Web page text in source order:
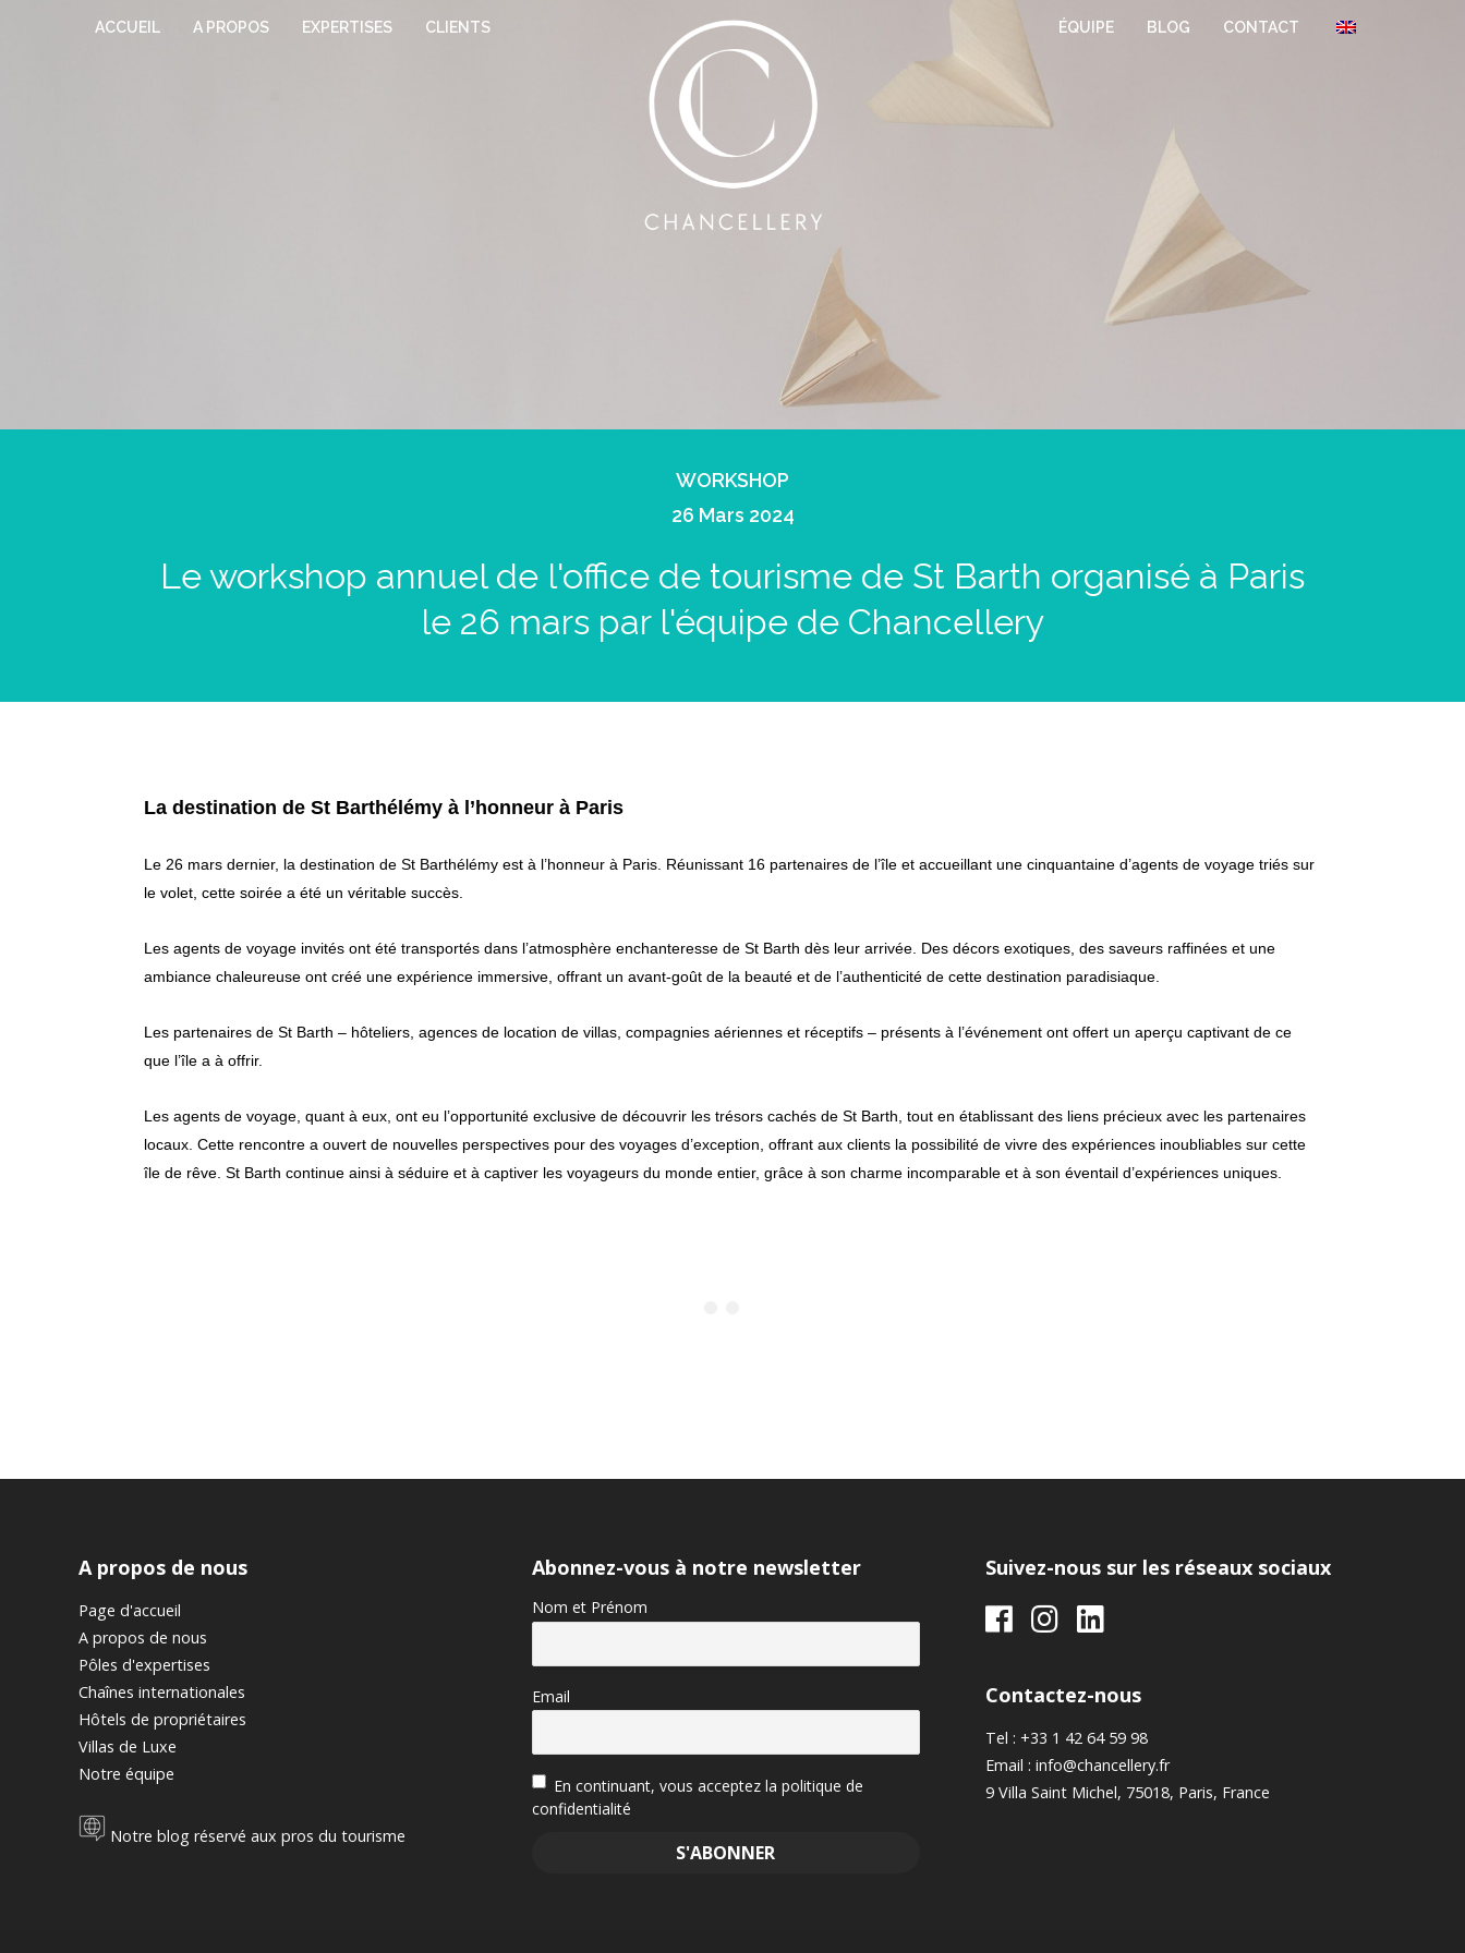
ACCUEIL A PROPOS EXPERTISES CLIENTS ÉQUIPE BLOG CONTACT
WORKSHOP
26 Mars 2024
Le workshop annuel de l'office de tourisme de St Barth organisé à Paris
le 26 mars par l'équipe de Chancellery
La destination de St Barthélémy à l’honneur à Paris
Le 26 mars dernier, la destination de St Barthélémy est à l’honneur à Paris. Réunissant 16 partenaires de l’île et accueillant une cinquantaine d’agents de voyage triés sur
le volet, cette soirée a été un véritable succès.
Les agents de voyage invités ont été transportés dans l’atmosphère enchanteresse de St Barth dès leur arrivée. Des décors exotiques, des saveurs raffinées et une
ambiance chaleureuse ont créé une expérience immersive, offrant un avant-goût de la beauté et de l’authenticité de cette destination paradisiaque.
Les partenaires de St Barth – hôteliers, agences de location de villas, compagnies aériennes et réceptifs – présents à l’événement ont offert un aperçu captivant de ce
que l’île a à offrir.
Les agents de voyage, quant à eux, ont eu l’opportunité exclusive de découvrir les trésors cachés de St Barth, tout en établissant des liens précieux avec les partenaires
locaux. Cette rencontre a ouvert de nouvelles perspectives pour des voyages d’exception, offrant aux clients la possibilité de vivre des expériences inoubliables sur cette
île de rêve. St Barth continue ainsi à séduire et à captiver les voyageurs du monde entier, grâce à son charme incomparable et à son éventail d’expériences uniques.
A propos de nous
Page d'accueil
A propos de nous
Pôles d'expertises
Chaînes internationales
Hôtels de propriétaires
Villas de Luxe
Notre équipe
Notre blog réservé aux pros du tourisme
Abonnez-vous à notre newsletter
Nom et Prénom
Email
En continuant, vous acceptez la politique de
confidentialité
Suivez-nous sur les réseaux sociaux
Contactez-nous
Tel : +33 1 42 64 59 98
Email : info@chancellery.fr
9 Villa Saint Michel, 75018, Paris, France